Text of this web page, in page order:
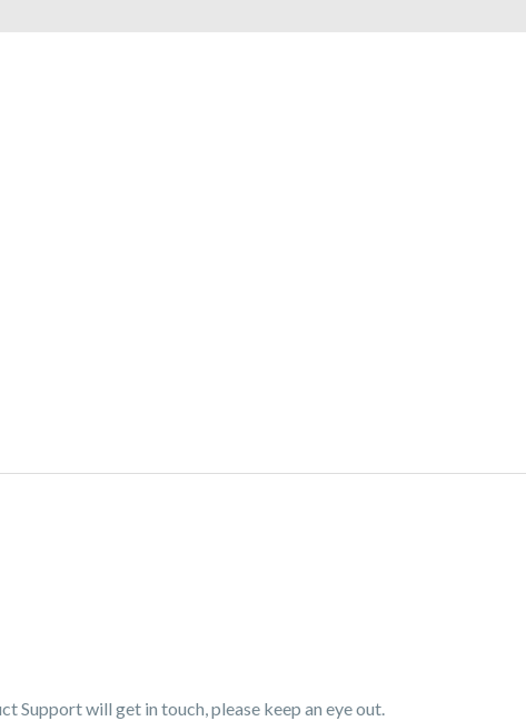
Support will get in touch, please keep an eye out.